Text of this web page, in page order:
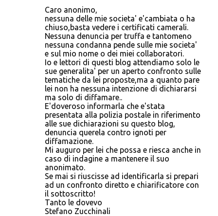
Caro anonimo,
nessuna delle mie societa' e'cambiata o ha
chiuso,basta vedere i certificati camerali.
Nessuna denuncia per truffa e tantomeno
nessuna condanna pende sulle mie societa'
e sul mio nome o dei miei collaboratori.
Io e lettori di questi blog attendiamo solo le
sue generalita' per un aperto confronto sulle
tematiche da lei proposte,ma a quanto pare
lei non ha nessuna intenzione di dichiararsi
ma solo di diffamare..
E'doveroso informarla che e'stata
presentata alla polizia postale in riferimento
alle sue dichiarazioni su questo blog,
denuncia querela contro ignoti per
diffamazione.
Mi auguro per lei che possa e riesca anche in
caso di indagine a mantenere il suo
anonimato.
Se mai si riuscisse ad identificarla si prepari
ad un confronto diretto e chiarificatore con
il sottoscritto!
Tanto le dovevo
Stefano Zucchinali